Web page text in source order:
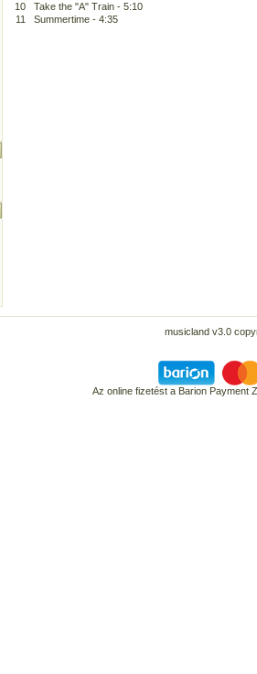
10
Take the "A" Train - 5:10
11
Summertime - 4:35
musicland v3.0
Az online fizetést a Barion Payment